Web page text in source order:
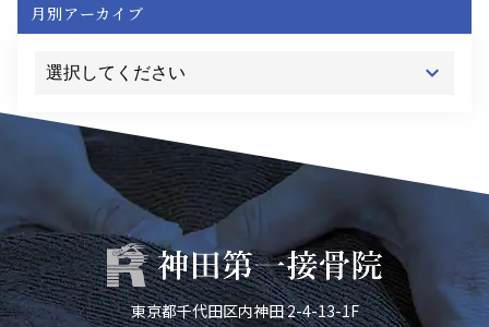
月別アーカイブ
東京都千代田区内神田 2-4-13-1F